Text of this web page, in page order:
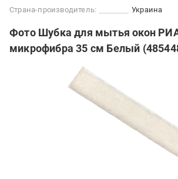
Страна-производитель:
Украина
Фото Шубка для мытья окон
микрофибра 35 см Белый